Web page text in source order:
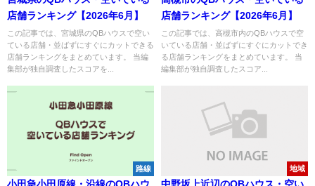
店舗ランキング【2026年6月】
この記事では、宮城県のQBハウスで空い
ている店舗・並ばずにすぐにカットできる
店舗ランキングをまとめています。 当編
集部が独自調査したスコアを...
店舗ランキング【2026年6月】
この記事では、高槻市内のQBハウスで空
いている店舗・並ばずにすぐにカットでき
る店舗ランキングをまとめています。 当
編集部が独自調査したスコア...
路線
小田急小田原線・沿線のQBハウ
地域
中野坂上近辺のQBハウス・空い